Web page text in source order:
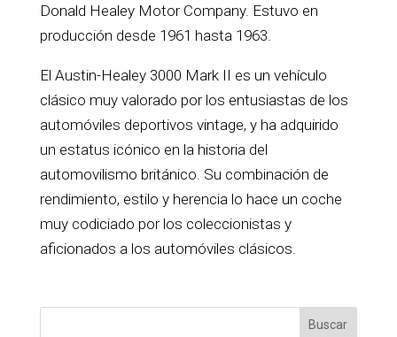
Donald Healey Motor Company. Estuvo en
producción desde 1961 hasta 1963.
El Austin-Healey 3000 Mark II es un vehículo
clásico muy valorado por los entusiastas de los
automóviles deportivos vintage, y ha adquirido
un estatus icónico en la historia del
automovilismo británico. Su combinación de
rendimiento, estilo y herencia lo hace un coche
muy codiciado por los coleccionistas y
aficionados a los automóviles clásicos.
Buscar